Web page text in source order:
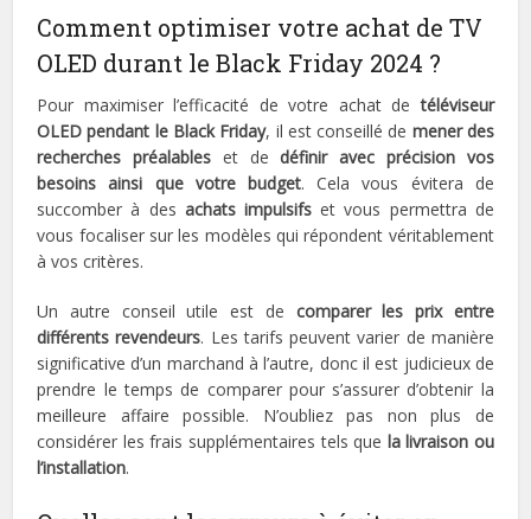
Comment optimiser votre achat de TV
OLED durant le Black Friday 2024 ?
Pour maximiser l’efficacité de votre achat detéléviseur
OLED pendant le Black Friday, il est conseillé de mener des
recherches préalables et dedéfinir avec précision vos
besoins ainsi que votre budget. Cela vous évitera de
succomber à des achats impulsifs et vous permettra de
vous focaliser sur les modèles qui répondent véritablement
à vos critères.
Un autre conseil utile est de comparer les prix entre
différents revendeurs. Les tarifs peuvent varier de manière
significative d’un marchand à l’autre, donc il est judicieux de
prendre le temps de comparer pour s’assurer d’obtenir la
meilleure affaire possible. N’oubliez pas non plus de
considérer les frais supplémentaires tels que la livraison ou
l’installation.